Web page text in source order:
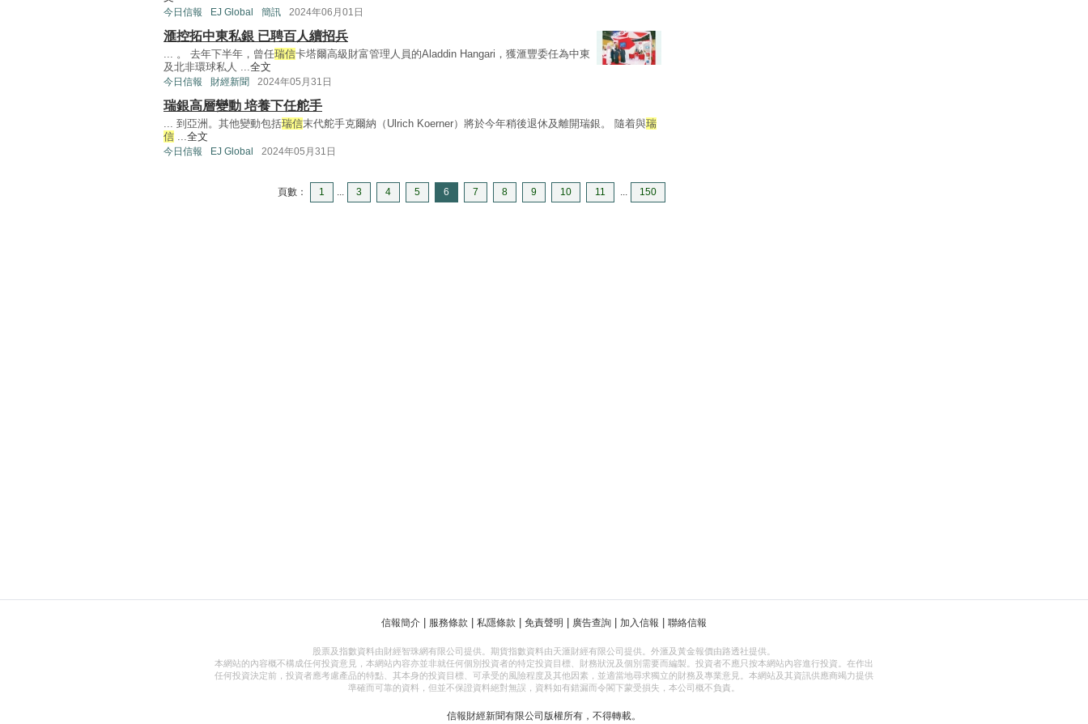
今日信報 EJ Global 簡訊 2024年06月01日
滙控拓中東私銀 已聘百人續招兵
... 。 去年下半年，曾任瑞信卡塔爾高級財富管理人員的Aladdin Hangari，獲滙豐委任為中東
及北非環球私人 ...全文
今日信報 財經新聞 2024年05月31日
瑞銀高層變動 培養下任舵手
... 到亞洲。其他變動包括瑞信末代舵手克爾納（Ulrich Koerner）將於今年稍後退休及離開瑞銀。 隨着與瑞
信 ...全文
今日信報 EJ Global 2024年05月31日
頁數： 1 ... 3 4 5 6 7 8 9 10 11 ... 150
信報簡介 服務條款 私隱條款 免責聲明 廣告查詢 加入信報 聯絡信報
股票及指數資料由財經智珠網有限公司提供。期貨指數資料由天滙財經有限公司提供。外滙及黃金報價由路透社提供。
本網站的內容概不構成任何投資意見，本網站內容亦並非就任何個別投資者的特定投資目標、財務狀況及個別需要而編製。投資者不應只按本網站內容進行投資。在作出
任何投資決定前，投資者應考慮產品的特點、其本身的投資目標、可承受的風險程度及其他因素，並適當地尋求獨立的財務及專業意見。本網站及其資訊供應商竭力提供
準確而可靠的資料，但並不保證資料絕對無誤，資料如有錯漏而令閣下蒙受損失，本公司概不負責。
信報財經新聞有限公司版權所有，不得轉載。